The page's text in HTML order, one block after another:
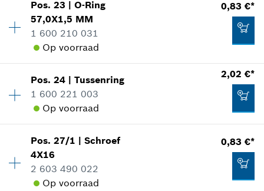
Aan winkelwagen toevoegen
2,02 €*
Prijs incl. BTW
Beschikbaarheid
Prijsgroep:14
reserveonderdelen informatie
Toepassingsinstructie
In weergave tonen
2,40 €*
Pos.23 |O-Ring
57,0X1,5 MM
1 600 210 031
Op voorraad
0,83 €*
Prijsgroep:10
reserveonderdelen informatie
Pos.24 |Tussenring
1 600 221 003
Op voorraad
2,02 €*
Beschikbaarheid 1
Prijsgroep
reserveonderdelen informatie
Toepassingsinstructie
Pos.27/1 |Schroef
4X16
2 603 490 022
Op voorraad
0,83 €*